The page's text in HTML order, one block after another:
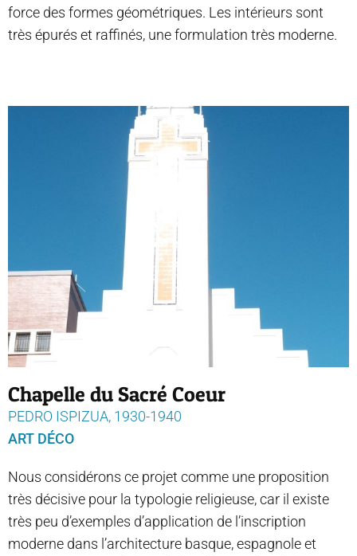
force des formes géométriques. Les intérieurs sont
très épurés et raffinés, une formulation très moderne.
Chapelle du Sacré Coeur
PEDRO ISPIZUA, 1930-1940
ART DÉCO
Nous considérons ce projet comme une proposition
très décisive pour la typologie religieuse, car il existe
très peu d’exemples d’application de l’inscription
moderne dans l’architecture basque, espagnole et